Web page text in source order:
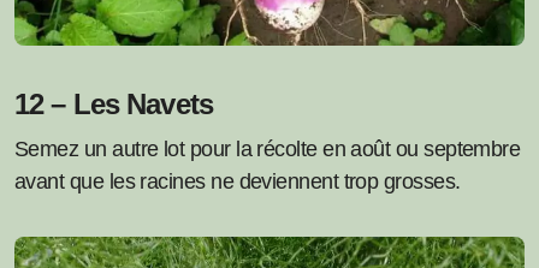
12 – Les Navets
Semez un autre lot pour la récolte en août ou septembre
avant que les racines ne deviennent trop grosses.